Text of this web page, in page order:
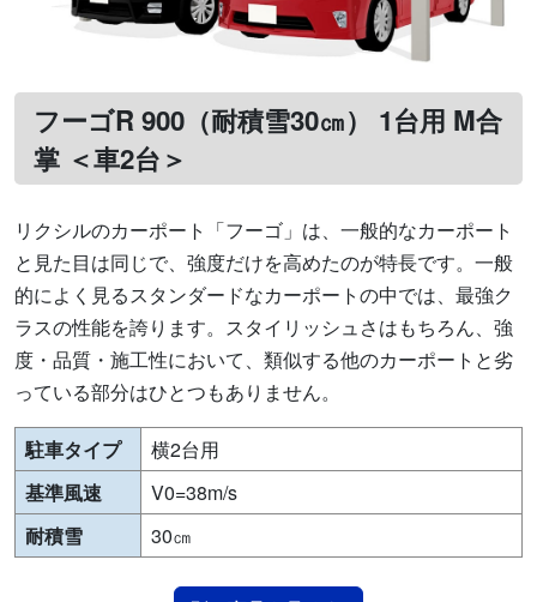
フーゴR 900（耐積雪30㎝） 1台用 M合
掌 ＜車2台＞
リクシルのカーポート「フーゴ」は、一般的なカーポート
と見た目は同じで、強度だけを高めたのが特長です。一般
的によく見るスタンダードなカーポートの中では、最強ク
ラスの性能を誇ります。スタイリッシュさはもちろん、強
度・品質・施工性において、類似する他のカーポートと劣
っている部分はひとつもありません。
駐車タイプ
横2台用
基準風速
V0=38m/s
耐積雪
30㎝